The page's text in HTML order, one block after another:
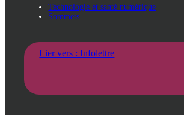
Technologie et santé numérique
Sommets
Lier vers : Infolettre